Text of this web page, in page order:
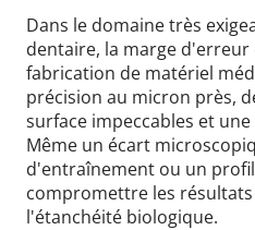
Dans le domaine très
dentaire, la marge d'erreur
fabrication de matériel
précision au micron près,
surface impeccables et
Même un écart
d'entraînement ou un
compromettre les
l'étanchéité biologique.